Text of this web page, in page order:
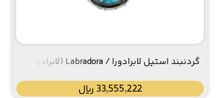
گردنبند استیل لابرادورا / Labradora (لابرادوریت
آبي)
33,555,222 ﷼